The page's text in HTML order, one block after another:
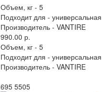
Объем, кг - 5
Подходит для - универсальная
Производитель - VANTIRE
990.00 р.
Объем, кг - 5
Подходит для - универсальная
Производитель - VANTIRE
695 5505